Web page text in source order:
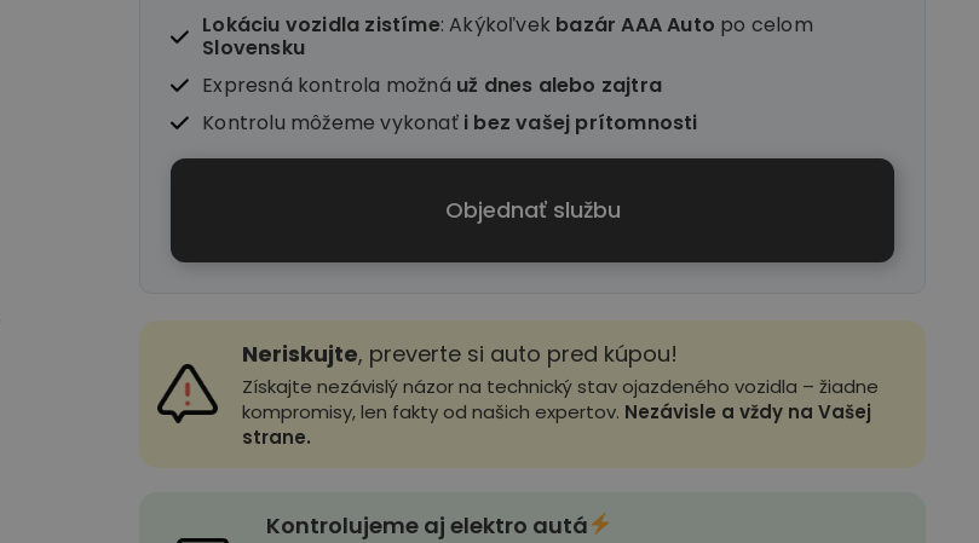
Lokáciu vozidla zistíme: Akýkoľvek bazár AAA Auto po celom
Slovensku
Expresná kontrola možná už dnes alebo zajtra
Kontrolu môžeme vykonať i bez vašej prítomnosti
Objednať službu
Neriskujte, preverte si auto pred kúpou!
Získajte nezávislý názor na technický stav ojazdeného vozidla – žiadne
kompromisy, len fakty od našich expertov. Nezávisle a vždy na Vašej
strane.
Kontrolujeme aj elektro autá